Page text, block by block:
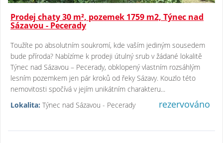
Prodej chaty 30 m², pozemek 1759 m2, Týnec nad
Sázavou - Pecerady
Toužíte po absolutním soukromí, kde vaším jediným sousedem
bude příroda? Nabízíme k prodeji útulný srub v žádané lokalitě
Týnec nad Sázavou – Pecerady, obklopený vlastním rozsáhlým
lesním pozemkem jen pár kroků od řeky Sázavy. Kouzlo této
nemovitosti spočívá v jejím unikátním charakteru...
Lokalita: Týnec nad Sázavou - Pecerady rezervováno